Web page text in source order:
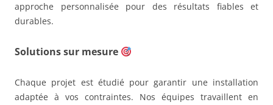
approche personnalisée pour des résultats fiables et
durables.
Solutions sur mesure
Chaque projet est étudié pour garantir une installation
adaptée à vos contraintes. Nos équipes travaillent en